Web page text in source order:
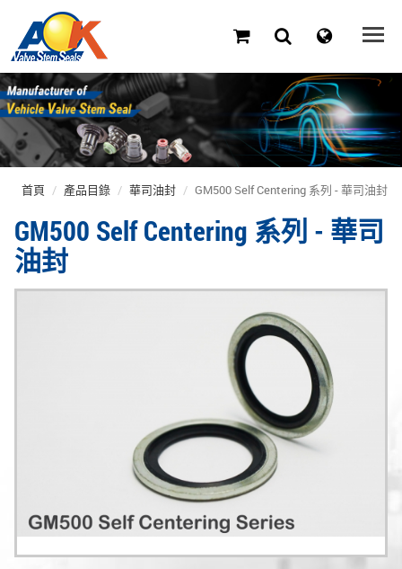
首頁 產品目錄 華司油封 GM500 Self Centering 系列 - 華司油封
GM500 Self Centering 系列 - 華司
油封